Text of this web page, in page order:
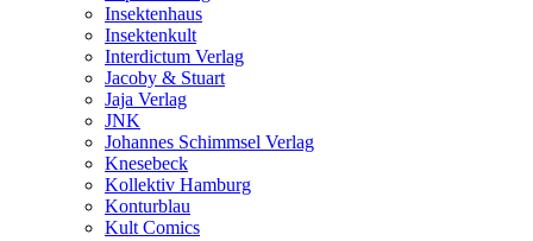
Insektenhaus
Insektenkult
Interdictum Verlag
Jacoby & Stuart
Jaja Verlag
JNK
Johannes Schimmsel Verlag
Knesebeck
Kollektiv Hamburg
Konturblau
Kult Comics